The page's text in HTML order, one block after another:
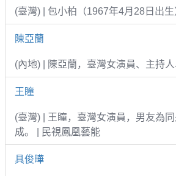
(臺灣) | 包小柏（1967年4月28日出生
陳亞蘭
(內地) | 陳亞蘭，臺灣女演員、主持人
王瞳
(臺灣) | 王瞳，臺灣女演員，男友為
成。 | 民視鳳凰藝能
具俊曄